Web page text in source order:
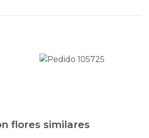
flores similares